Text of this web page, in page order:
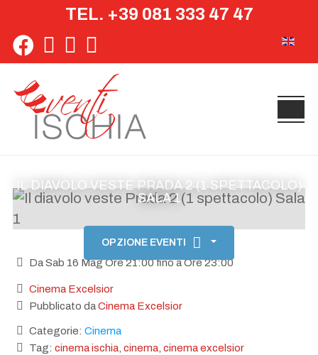
TEL. +39 081 333 47 47
IL DIAVOLO VESTE PRADA 2 (1 SPETTACOLO)
SALA 1
OPZIONE EVENTI
Da Sab 16 Mag Ore 21:00 fino a Ore 23:00
Cinema Excelsior
Pubblicato daCinema Excelsior
Categorie: Cinema
Tag: cinema ischia cinema cinema excelsior